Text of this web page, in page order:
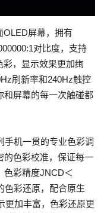
OLED屏幕，拥有
对比度，支持
彩，显示效果更加绚
刷新率和240Hz触控
和屏幕的每一次触碰都
手机一贯的专业色彩调
的色彩校准，保证每一
色彩精度JNCD＜
彩还原，配合原生
更加丰富，色彩还原更